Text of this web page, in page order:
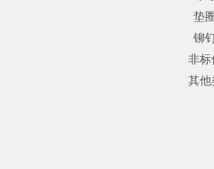
垫
铆
非标
其他